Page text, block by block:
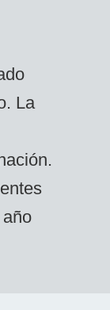
La